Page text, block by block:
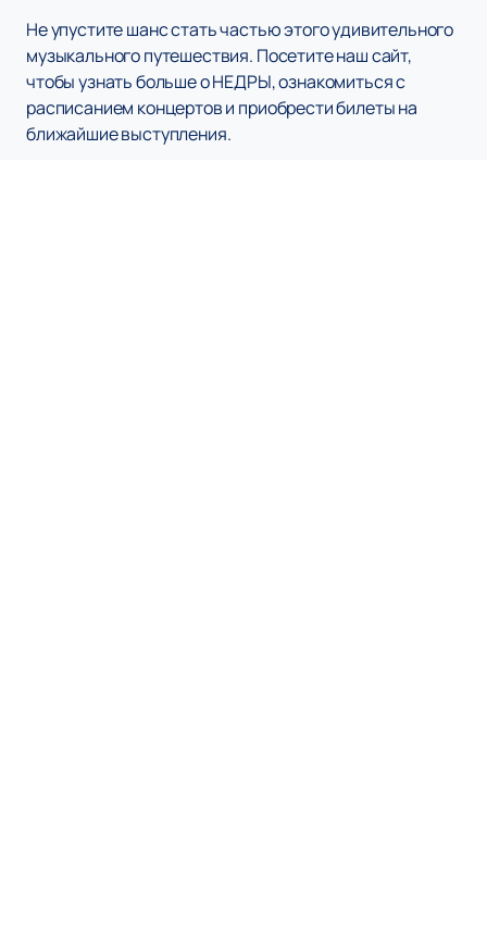
Не упустите шанс стать частью этого удивительного
музыкального путешествия. Посетите наш сайт,
чтобы узнать больше о НЕДРЫ, ознакомиться с
расписанием концертов и приобрести билеты на
ближайшие выступления.